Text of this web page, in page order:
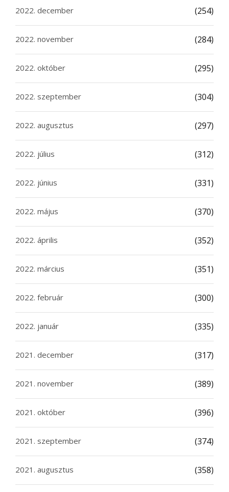
2022. december (254)
2022. november (284)
2022. október (295)
2022. szeptember (304)
2022. augusztus (297)
2022. július (312)
2022. június (331)
2022. május (370)
2022. április (352)
2022. március (351)
2022. február (300)
2022. január (335)
2021. december (317)
2021. november (389)
2021. október (396)
2021. szeptember (374)
2021. augusztus (358)